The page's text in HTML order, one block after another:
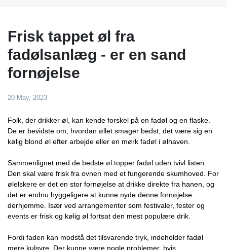
Frisk tappet øl fra
fadølsanlæg - er en sand
fornøjelse
20 May, 2023
Folk, der drikker øl, kan kende forskel på en fadøl og en flaske.
De er bevidste om, hvordan øllet smager bedst, det være sig en
kølig blond øl efter arbejde eller en mørk fadøl i ølhaven.
Sammenlignet med de bedste øl topper fadøl uden tvivl listen.
Den skal være frisk fra ovnen med et fungerende skumhoved. For
ølelskere er det en stor fornøjelse at drikke direkte fra hanen, og
det er endnu hyggeligere at kunne nyde denne fornøjelse
derhjemme. Især ved arrangementer som festivaler, fester og
events er frisk og kølig øl fortsat den mest populære drik.
Fordi faden kan modstå det tilsvarende tryk, indeholder fadøl
mere kulsyre. Der kunne være nogle problemer, hvis